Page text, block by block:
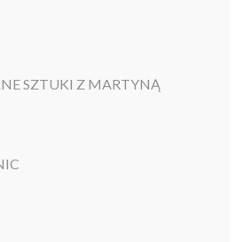
SZTUKI Z MARTYNĄ